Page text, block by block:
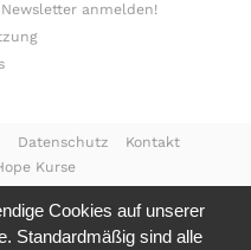
anmelden!
Kurse
Datenschutz Kontakt
Cookies auf unserer
Standardmäßig sind alle